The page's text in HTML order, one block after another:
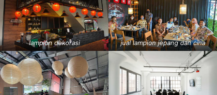
lampion dekorasi jual lampion jepang dan cina